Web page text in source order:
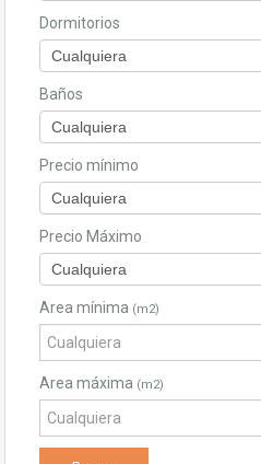
Dormitorios
Baños
Precio mínimo
Precio Máximo
Area mínima (m2)
Area máxima (m2)